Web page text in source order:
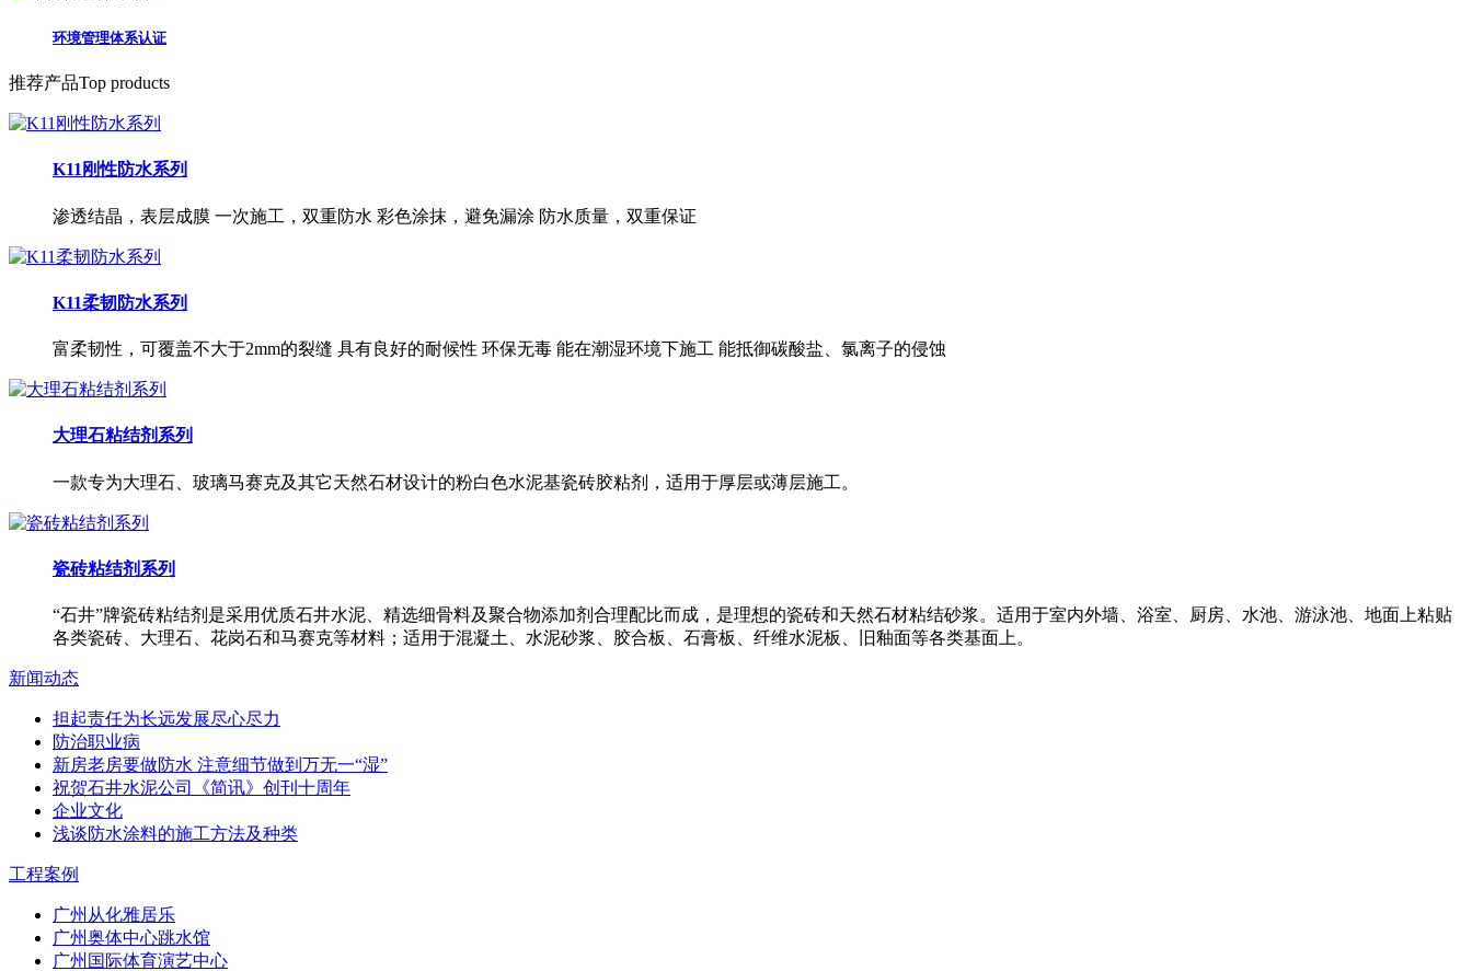
环境管理体系认证
推荐产品Top products
K11刚性防水系列
渗透结晶，表层成膜 一次施工，双重防水 彩色涂抹，避免漏涂 防水质量，双重保证
K11柔韧防水系列
富柔韧性，可覆盖不大于2mm的裂缝 具有良好的耐候性 环保无毒 能在潮湿环境下施工 能抵御碳酸盐、氯离子的侵蚀
大理石粘结剂系列
一款专为大理石、玻璃马赛克及其它天然石材设计的粉白色水泥基瓷砖胶粘剂，适用于厚层或薄层施工。
瓷砖粘结剂系列
“石井”牌瓷砖粘结剂是采用优质石井水泥、精选细骨料及聚合物添加剂合理配比而成，是理想的瓷砖和天然石材粘结砂浆。适用于室内外墙、浴室、厨房、水池、游泳池、地面上粘贴
各类瓷砖、大理石、花岗石和马赛克等材料；适用于混凝土、水泥砂浆、胶合板、石膏板、纤维水泥板、旧釉面等各类基面上。
新闻动态
担起责任为长远发展尽心尽力
防治职业病
新房老房要做防水 注意细节做到万无一“湿”
祝贺石井水泥公司《简讯》创刊十周年
企业文化
浅谈防水涂料的施工方法及种类
工程案例
广州从化雅居乐
广州奥体中心跳水馆
广州国际体育演艺中心